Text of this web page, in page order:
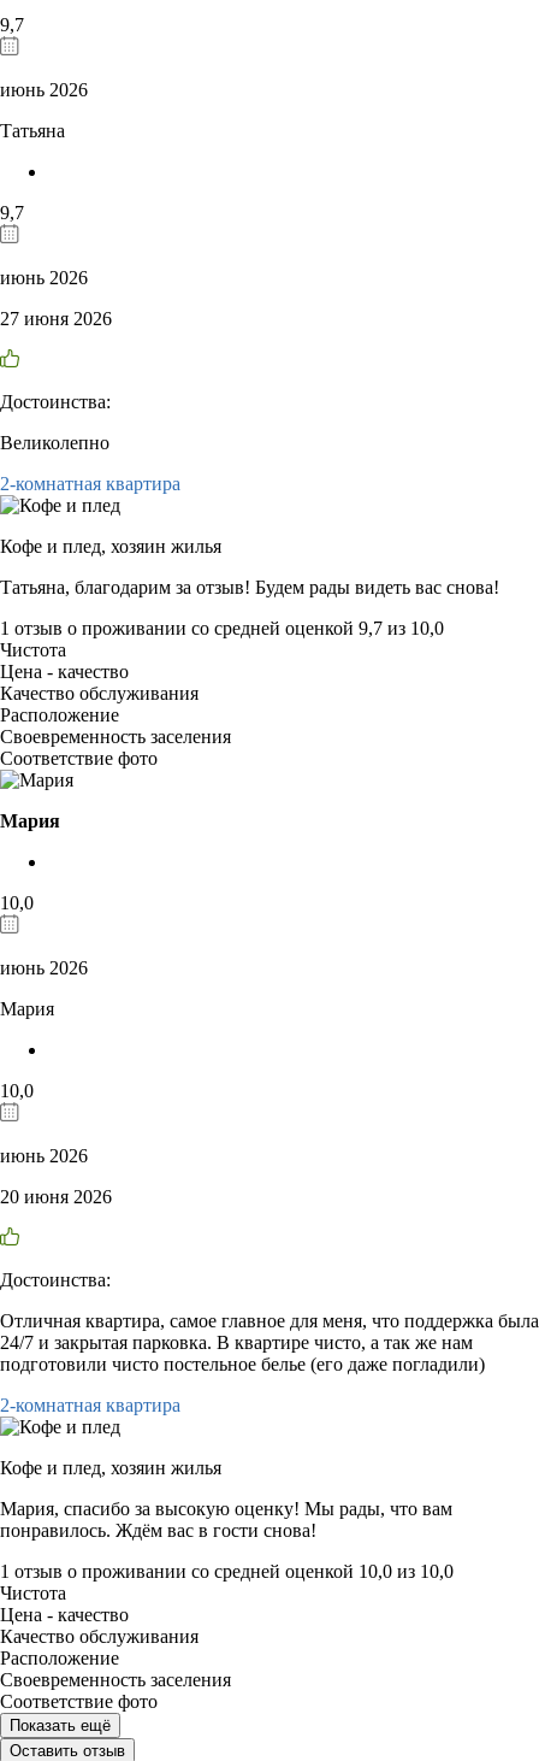
9,7
июнь 2026
Татьяна
9,7
июнь 2026
27 июня 2026
Достоинства:
Великолепно
2-комнатная квартира
Кофе и плед, хозяин жилья
Татьяна, благодарим за отзыв! Будем рады видеть вас снова!
1 отзыв о проживании со средней оценкой 9,7 из 10,0
Чистота
Цена - качество
Качество обслуживания
Расположение
Своевременность заселения
Соответствие фото
Мария
10,0
июнь 2026
Мария
10,0
июнь 2026
20 июня 2026
Достоинства:
Отличная квартира, самое главное для меня, что поддержка была
24/7 и закрытая парковка. В квартире чисто, а так же нам
подготовили чисто постельное белье (его даже погладили)
2-комнатная квартира
Кофе и плед, хозяин жилья
Мария, спасибо за высокую оценку! Мы рады, что вам
понравилось. Ждём вас в гости снова!
1 отзыв о проживании со средней оценкой 10,0 из 10,0
Чистота
Цена - качество
Качество обслуживания
Расположение
Своевременность заселения
Соответствие фото
Показать ещё
Оставить отзыв